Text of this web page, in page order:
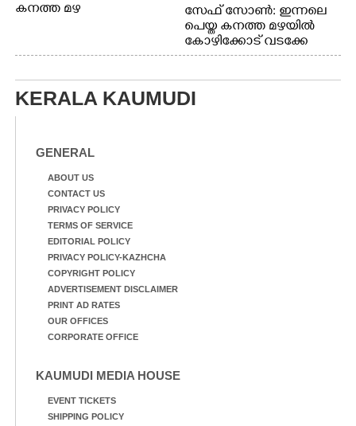
കനത്ത മഴ
സേഫ് സോൺ: ഇന്നലെ
പെയ്ത കനത്ത മഴയിൽ
കോഴിക്കോട് വടക്കേ
വയലിൽ വെള്ളം
വെള്ളത്തിലൂടെ
KERALA KAUMUDI
GENERAL
ABOUT US
CONTACT US
PRIVACY POLICY
TERMS OF SERVICE
EDITORIAL POLICY
PRIVACY POLICY-KAZHCHA
COPYRIGHT POLICY
ADVERTISEMENT DISCLAIMER
PRINT AD RATES
OUR OFFICES
CORPORATE OFFICE
KAUMUDI MEDIA HOUSE
EVENT TICKETS
SHIPPING POLICY